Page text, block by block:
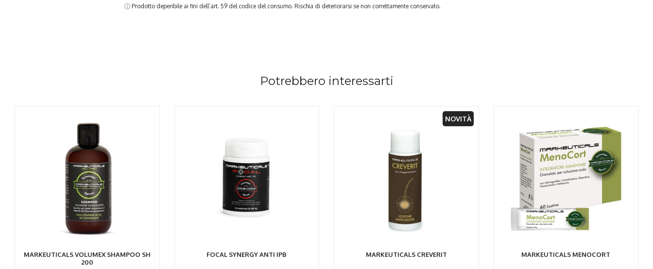
Prodotto deperibile ai fini dell’art. 59 del codice del consumo. Rischia di deteriorarsi se non correttamente conservato.
Potrebbero interessarti
MARKEUTICALS VOLUMEX SHAMPOO SH
200
FOCAL SYNERGY ANTI IPB
NOVITÀ
MARKEUTICALS CREVERIT MARKEUTICALS MENOCORT